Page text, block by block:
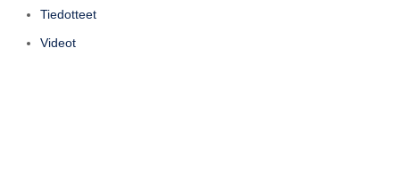
Tiedotteet
Videot